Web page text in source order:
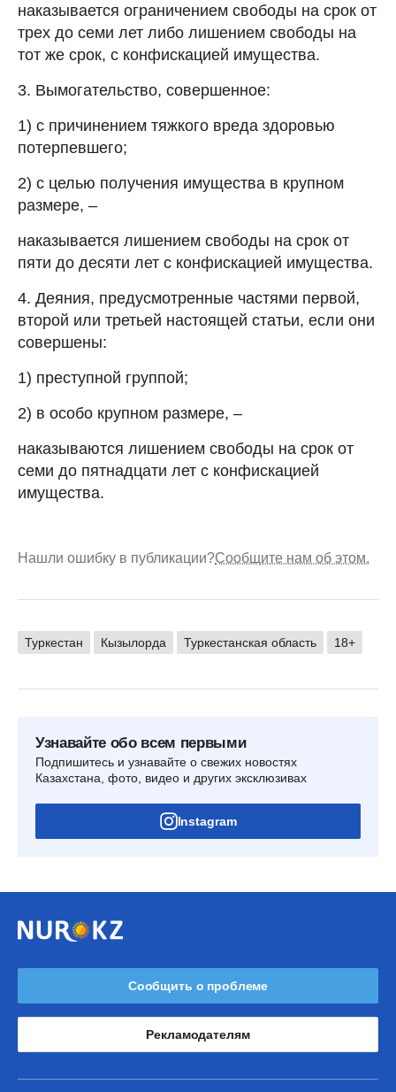
наказывается ограничением свободы на срок от
трех до семи лет либо лишением свободы на
тот же срок, с конфискацией имущества.
3. Вымогательство, совершенное:
1) с причинением тяжкого вреда здоровью
потерпевшего;
2) с целью получения имущества в крупном
размере, –
наказывается лишением свободы на срок от
пяти до десяти лет с конфискацией имущества.
4. Деяния, предусмотренные частями первой,
второй или третьей настоящей статьи, если они
совершены:
1) преступной группой;
2) в особо крупном размере, –
наказываются лишением свободы на срок от
семи до пятнадцати лет с конфискацией
имущества.
Нашли ошибку в публикации?Сообщите нам об этом.
Туркестан Кызылорда Туркестанская область 18+
Узнавайте обо всем первыми
Подпишитесь и узнавайте о свежих новостях
Казахстана, фото, видео и других эксклюзивах
Instagram
Сообщить о проблеме
Рекламодателям